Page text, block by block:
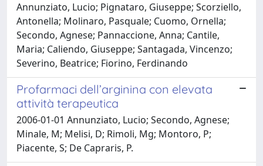
Annunziato, Lucio; Pignataro, Giuseppe; Scorziello,
Antonella; Molinaro, Pasquale; Cuomo, Ornella;
Secondo, Agnese; Pannaccione, Anna; Cantile,
Maria; Caliendo, Giuseppe; Santagada, Vincenzo;
Severino, Beatrice; Fiorino, Ferdinando
Profarmaci dell’arginina con elevata
attività terapeutica
2006-01-01 Annunziato, Lucio; Secondo, Agnese;
Minale, M; Melisi, D; Rimoli, Mg; Montoro, P;
Piacente, S; De Capraris, P.